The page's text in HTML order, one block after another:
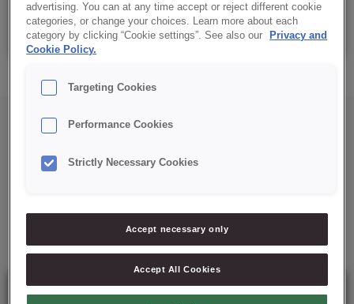
Saco: 15 Kg
Mais soluções para si
advertising. You can at any time accept or reject different cookie
categories, or change your choices. Learn more about each
category by clicking “Cookie settings”. See also our
Privacy and
Cookie Policy.
Targeting Cookies
Performance Cookies
Strictly Necessary Cookies
Accept necessary only
Accept All Cookies